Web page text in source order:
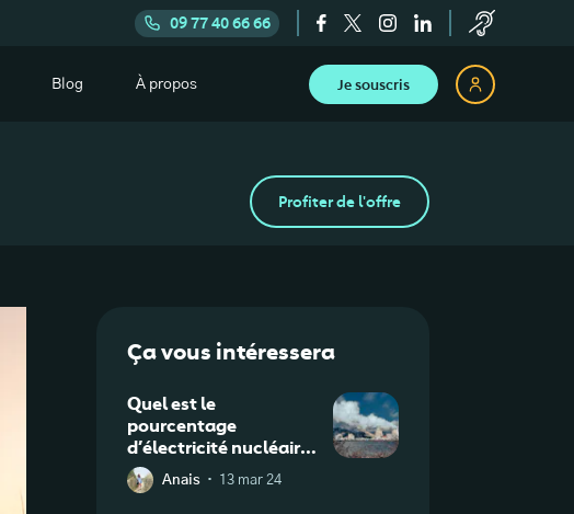
09 77 40 66 66
Blog À propos Je souscris
Profiter de l'offre
Ça vous intéressera
Quel est le
pourcentage
d’électricité nucléaire
en France ?
Anais · 13 mar 24